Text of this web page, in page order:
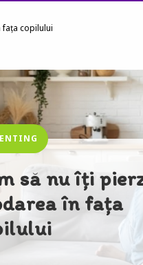
fața copilului
să nu îți
în fața